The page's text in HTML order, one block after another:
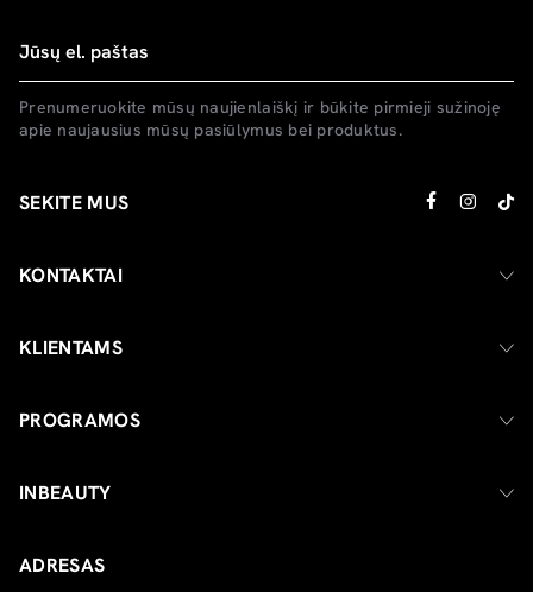
Prenumeruokite mūsų naujienlaiškį ir būkite pirmieji sužinoję
apie naujausius mūsų pasiūlymus bei produktus.
SEKITE MUS
KONTAKTAI
KLIENTAMS
PROGRAMOS
INBEAUTY
ADRESAS